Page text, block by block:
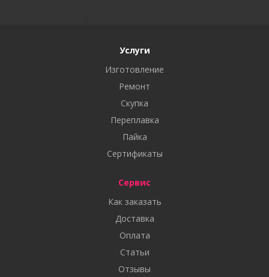
Услуги
Изготовление
Ремонт
Скупка
Переплавка
Пайка
Сертификаты
Сервис
Как заказать
Доставка
Оплата
Статьи
Отзывы